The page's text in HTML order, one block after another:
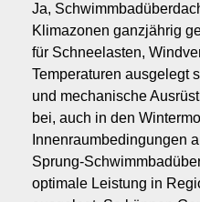
Ja,
Klimazonen ganzjährig
für Schneelasten,
Temperaturen ausgelegt
und mechanische
bei, auch in den
Innenraumbedingungen
Sprung-
optimale Leistung in